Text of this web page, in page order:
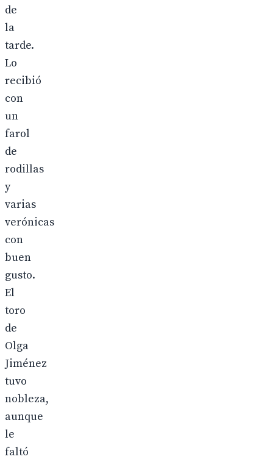
de
la
tarde.
Lo
recibió
con
un
farol
de
rodillas
y
varias
verónicas
con
buen
gusto.
El
toro
de
Olga
Jiménez
tuvo
nobleza,
aunque
le
faltó